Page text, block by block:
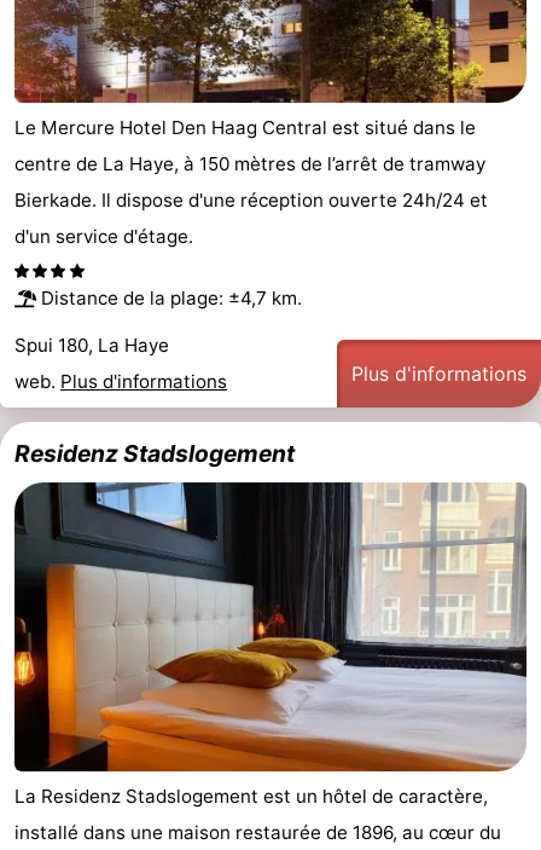
Le Mercure Hotel Den Haag Central est situé dans le
centre de La Haye, à 150 mètres de l’arrêt de tramway
Bierkade. Il dispose d'une réception ouverte 24h/24 et
d'un service d'étage.
Distance de la plage: ±4,7 km.
Spui 180, La Haye
web. Plus d'informations Plus d'informations
Residenz Stadslogement
La Residenz Stadslogement est un hôtel de caractère,
installé dans une maison restaurée de 1896, au cœur du